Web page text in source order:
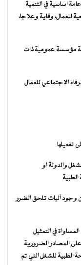
اساسية في التنمية
وقاية وعلاجا،
مؤسسة عمومية ذات
الاجتماعي للعمال
تفعيلها
والدولة او
وجود آليات تلحق الضرر
في التمثيل
على المصادر الضرورية
الطبية للشغل التي تم